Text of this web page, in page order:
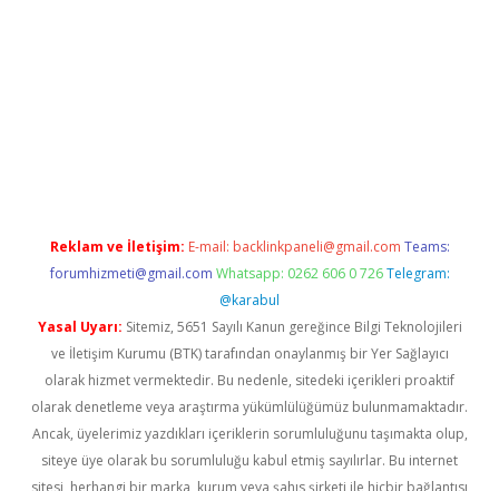
Reklam ve İletişim: E-mail: backlinkpaneli@gmail.com Teams:
forumhizmeti@gmail.com Whatsapp: 0262 606 0 726 Telegram:
@karabul
Yasal Uyarı: Sitemiz, 5651 Sayılı Kanun gereğince Bilgi Teknolojileri
ve İletişim Kurumu (BTK) tarafından onaylanmış bir Yer Sağlayıcı
olarak hizmet vermektedir. Bu nedenle, sitedeki içerikleri proaktif
olarak denetleme veya araştırma yükümlülüğümüz bulunmamaktadır.
Ancak, üyelerimiz yazdıkları içeriklerin sorumluluğunu taşımakta olup,
siteye üye olarak bu sorumluluğu kabul etmiş sayılırlar. Bu internet
sitesi, herhangi bir marka, kurum veya şahıs şirketi ile hiçbir bağlantısı